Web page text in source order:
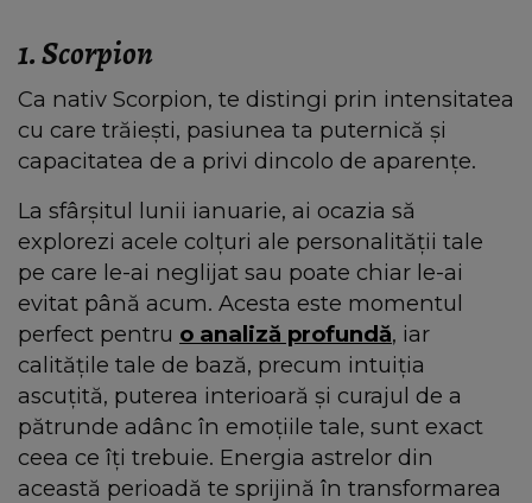
1. Scorpion
Ca nativ Scorpion, te distingi prin intensitatea
cu care trăiești, pasiunea ta puternică și
capacitatea de a privi dincolo de aparențe.
La sfârșitul lunii ianuarie, ai ocazia să
explorezi acele colțuri ale personalității tale
pe care le-ai neglijat sau poate chiar le-ai
evitat până acum. Acesta este momentul
perfect pentru o analiză profundă, iar
calitățile tale de bază, precum intuiția
ascuțită, puterea interioară și curajul de a
pătrunde adânc în emoțiile tale, sunt exact
ceea ce îți trebuie. Energia astrelor din
această perioadă te sprijină în transformarea